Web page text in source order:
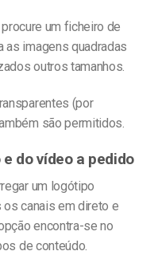
um ficheiro de
as imagens quadradas
outros tamanhos.
(por
são permitidos.
do vídeo a pedido
um logótipo
canais em direto e
encontra-se no
de conteúdo.